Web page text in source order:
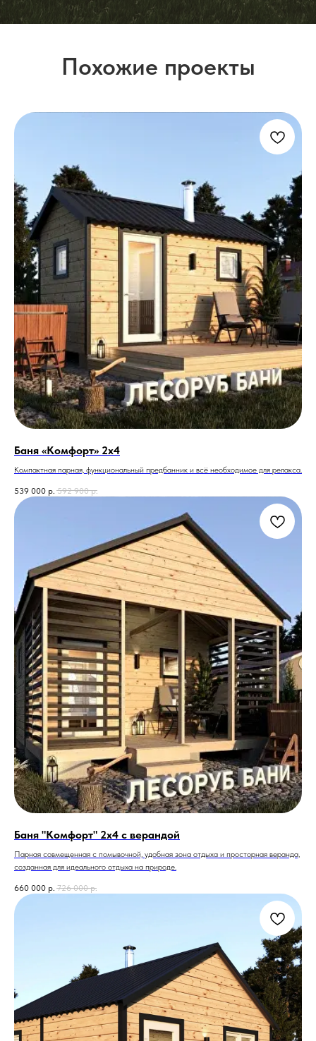
Баня «Комфорт» 2х4
Компактная парная, функциональный предбанник и всё необходимое для релакса.
539 000 р. 592 900 р.
Баня "Комфорт" 2х4 с верандой
Парная совмещенная с помывочной, удобная зона отдыха и просторная веранда,
созданная для идеального отдыха на природе.
660 000 р. 726 000 р.